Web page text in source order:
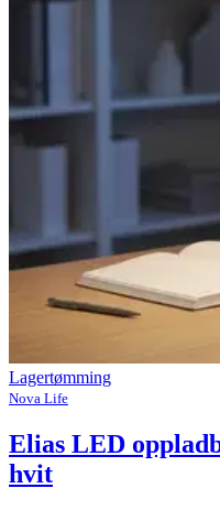
Lagertømming
Nova Life
Elias LED
hvit